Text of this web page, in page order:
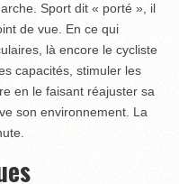
Sport dit « porté », il
de vue. En ce qui
là encore le cycliste
capacités, stimuler les
en le faisant réajuster sa
son environnement. La